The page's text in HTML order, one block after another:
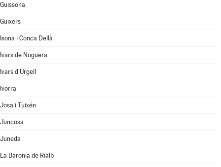
Guissona
Guixers
Isona i Conca Dellà
Ivars de Noguera
Ivars d'Urgell
Ivorra
Josa i Tuixén
Juncosa
Juneda
La Baronia de Rialb